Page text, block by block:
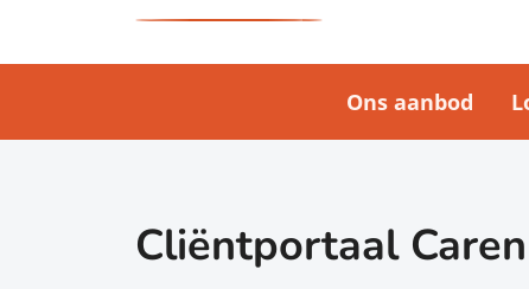
Ons aanbod
Cliëntportaal Caren